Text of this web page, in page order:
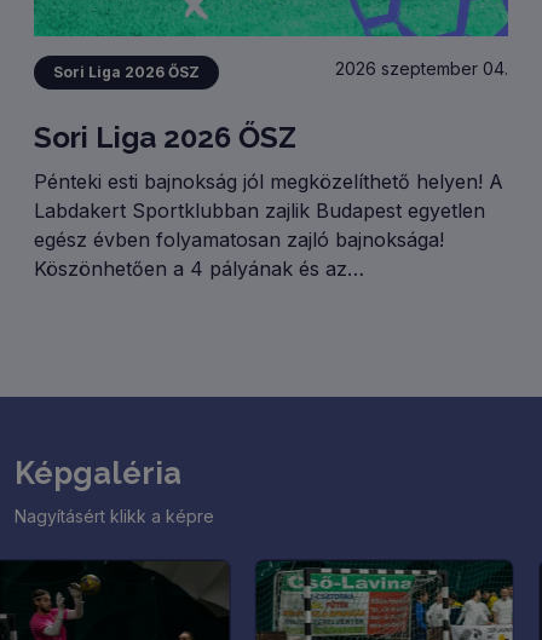
Sori Liga 2026 ŐSZ 2026 szeptember 04.
Sori Liga 2026 ŐSZ
Pénteki esti bajnokság jól megközelíthető helyen! A
Labdakert Sportklubban zajlik Budapest egyetlen
egész évben folyamatosan zajló bajnoksága!
Köszönhetően a 4 pályának és az
Képgaléria
Nagyításért klikk a képre